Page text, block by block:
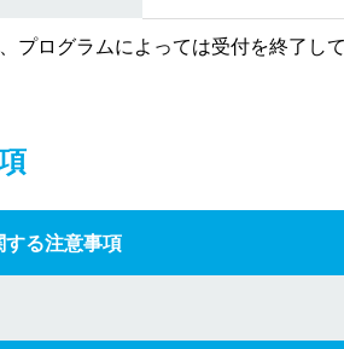
プログラムによっては受付を終了し
する注意事項